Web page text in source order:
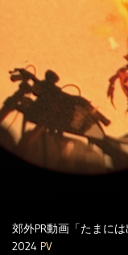
郊外PR動画「たまに
2024 PV